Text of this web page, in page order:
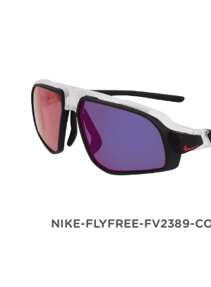
NIKE-FLYFREE-FV2389-